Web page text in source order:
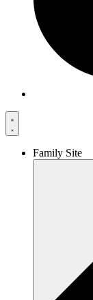
Family Site